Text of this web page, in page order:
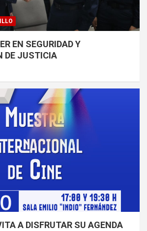
EN SEGURIDAD Y
DE JUSTICIA
A DISFRUTAR SU AGENDA